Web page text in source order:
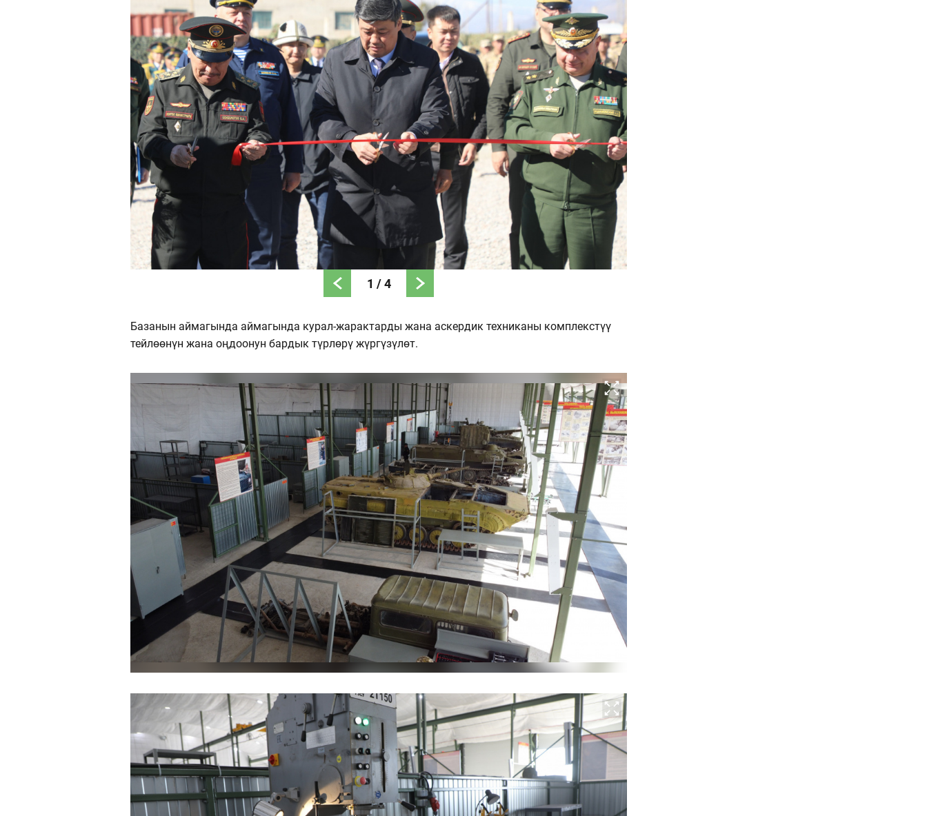
1 /4
Базанын аймагында аймагында курал-жарактарды жана аскердик техниканы комплекстүү
тейлөөнүн жана оңдоонун бардык түрлөрү жүргүзүлөт.